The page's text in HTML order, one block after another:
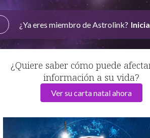
¿Ya eres miembro de Astrolink?
¿Quiere saber cómo puede
información a su vida?
Ver su carta natal ahora